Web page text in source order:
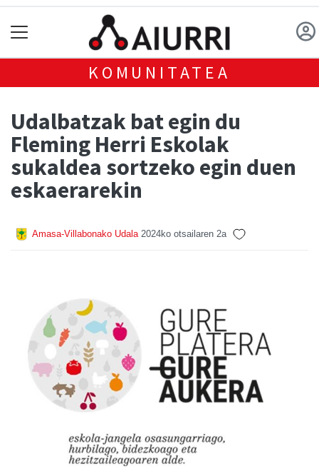
KOMUNITATEA
Udalbatzak bat egin du
Fleming Herri Eskolak
sukaldea sortzeko egin duen
eskaerarekin
Amasa-Villabonako Udala 2024ko otsailaren 2a